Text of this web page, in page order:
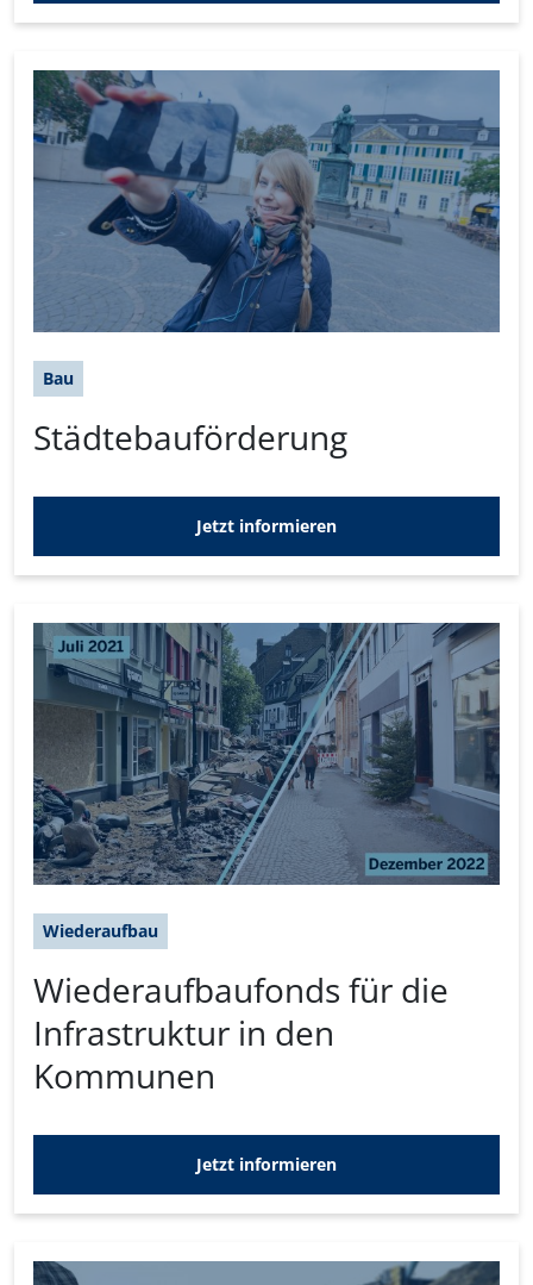
Bau
Städtebauförderung
Jetzt informieren
Wiederaufbau
Wiederaufbaufonds für die
Infrastruktur in den
Kommunen
Jetzt informieren